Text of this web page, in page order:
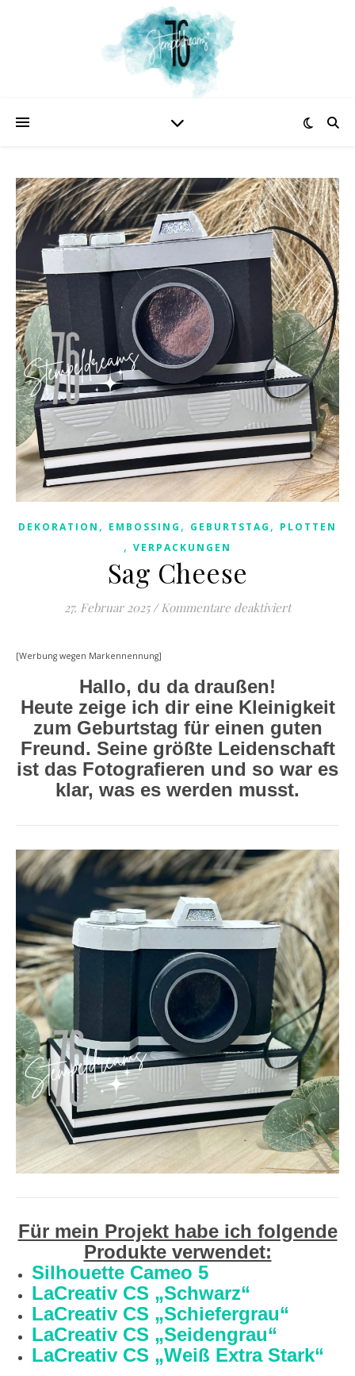
DEKORATION , EMBOSSING , GEBURTSTAG , PLOTTEN
, VERPACKUNGEN
Sag Cheese
27. Februar 2025 / Kommentare deaktiviertfür Sag
[Werbung wegen Markennennung]
Hallo, du da draußen!
Heute zeige ich dir eine Kleinigkeit
zum Geburtstag für einen guten
Freund. Seine größte Leidenschaft
ist das Fotografieren und so war es
klar, was es werden musst.
Für mein Projekt habe ich folgende
Produkte verwendet:
Silhouette Cameo 5
LaCreativ CS „Schwarz“
LaCreativ CS „Schiefergrau“
LaCreativ CS „Seidengrau“
LaCreativ CS „Weiß Extra Stark“